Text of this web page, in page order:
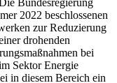
Bundesregierung
2022 beschlossenen
zur Reduzierung
drohenden
bei
Sektor Energie
in diesem Bereich ein